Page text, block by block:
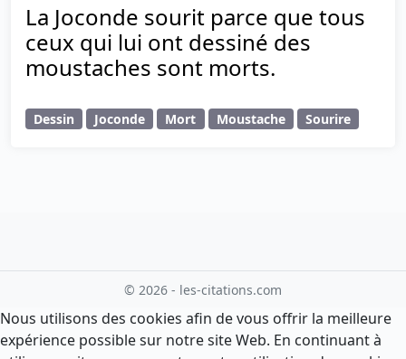
La Joconde sourit parce que tous
ceux qui lui ont dessiné des
moustaches sont morts.
Dessin Joconde Mort Moustache Sourire
© 2026 - les-citations.com
Nous utilisons des cookies afin de vous offrir la meilleure
expérience possible sur notre site Web. En continuant à